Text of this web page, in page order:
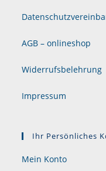
AGB – onlineshop
Widerrufsbelehrung
Impressum
Ihr Persönliches
Mein Konto